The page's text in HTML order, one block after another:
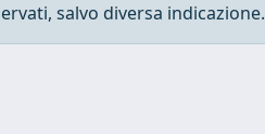
salvo diversa indicazione.